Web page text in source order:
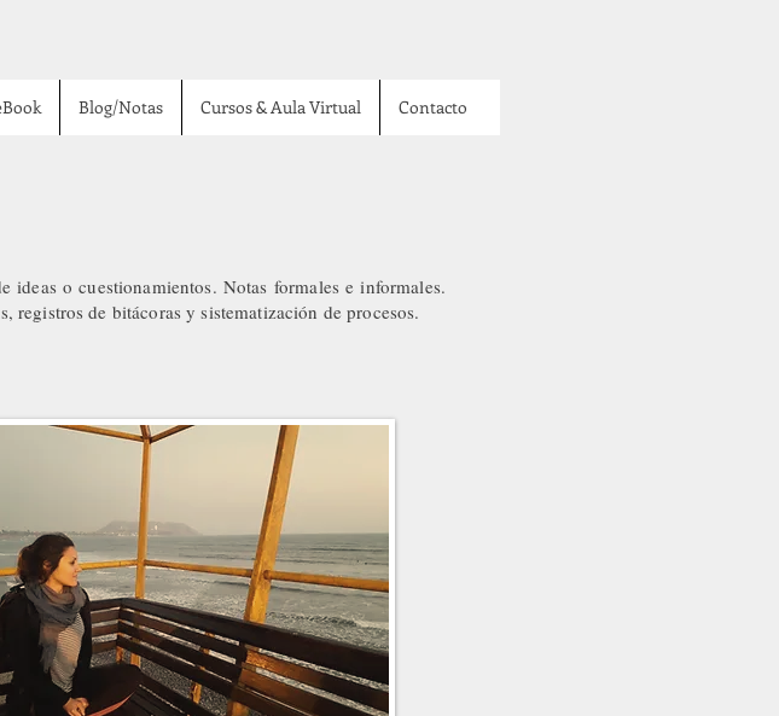
Blog/Notas Cursos & Aula Virtual Contacto
ideas o cuestionamientos. Notas formales e informales.
registros de bitácoras y sistematización de procesos.